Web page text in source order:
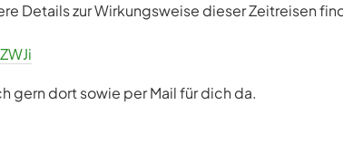
Details zur Wirkungsweise dieser Zeitreisen
gern dort sowie per Mail für dich da.